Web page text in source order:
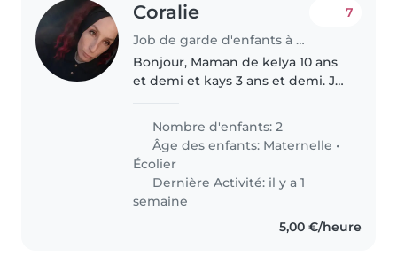
Coralie
Job de garde d'enfants à Perpignan
7
Bonjour, Maman de kelya 10 ans
et demi et kays 3 ans et demi. Je
pourrais garder mes enfants, soit
a son domicile soit au mien. Mes
enfants sont inscrit au..
Nombre d'enfants: 2
Âge des enfants: Maternelle •
Écolier
Dernière Activité: il y a 1
semaine
5,00 €/heure